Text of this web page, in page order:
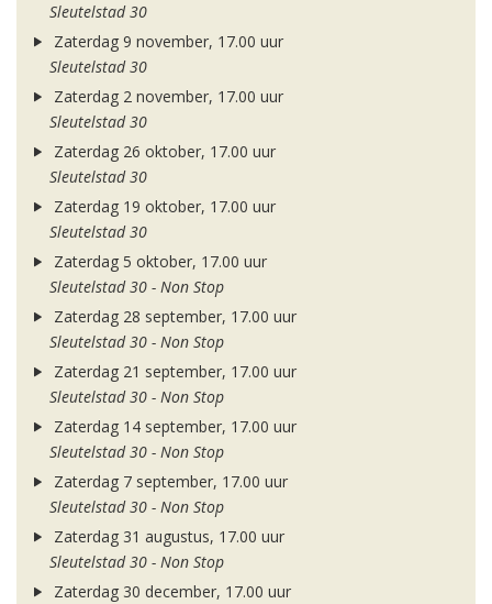
Sleutelstad 30
Zaterdag 9 november, 17.00 uur
Sleutelstad 30
Zaterdag 2 november, 17.00 uur
Sleutelstad 30
Zaterdag 26 oktober, 17.00 uur
Sleutelstad 30
Zaterdag 19 oktober, 17.00 uur
Sleutelstad 30
Zaterdag 5 oktober, 17.00 uur
Sleutelstad 30 - Non Stop
Zaterdag 28 september, 17.00 uur
Sleutelstad 30 - Non Stop
Zaterdag 21 september, 17.00 uur
Sleutelstad 30 - Non Stop
Zaterdag 14 september, 17.00 uur
Sleutelstad 30 - Non Stop
Zaterdag 7 september, 17.00 uur
Sleutelstad 30 - Non Stop
Zaterdag 31 augustus, 17.00 uur
Sleutelstad 30 - Non Stop
Zaterdag 30 december, 17.00 uur